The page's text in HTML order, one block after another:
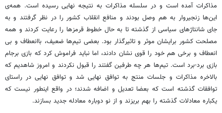
مذاکرات آمده است و در سلسله مذاکرات به نتیجه نهایی رسیده است. همه‌ی
این‌ها زنجیروار به هم وصل بودند و منافع انقلاب کشور را در نظر گرفتند و به
جای شانتاژهای سیاسی از گذشته تا به حال خطوط قرمزها را رعایت کردند و همه
مصلحت کشور برایشان موثر و تاثیرگذار بود. بعضی تیم‌ها ضعیف، باانعطاف و بی
انعطاف و برخی هم خود را قوی نشان دادند، اما نباید فراموش کرد که بازی برجام
بازی برد-برد است. تیم‌ها هر چه طرفین گفتند را قبول نکردند و امروز شاهدیم که
بالاخره مذاکرات و جلسات منتج به توافق نهایی شد و توافق نهایی در راستای
توافقات گذشته است که بعضا تعدیل و اضافه شدند؛ در واقع اینطور نیست که
یکباره معادلات گذشته را بهم بریزند و از نو دوباره معادله جدید بسازند.